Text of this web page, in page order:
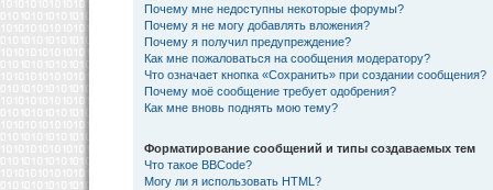
Почему мне недоступны некоторые форумы?
Почему я не могу добавлять вложения?
Почему я получил предупреждение?
Как мне пожаловаться на сообщения модератору?
Что означает кнопка «Сохранить» при создании сообщения?
Почему моё сообщение требует одобрения?
Как мне вновь поднять мою тему?
Форматирование сообщений и типы создаваемых тем
Что такое BBCode?
Могу ли я использовать HTML?